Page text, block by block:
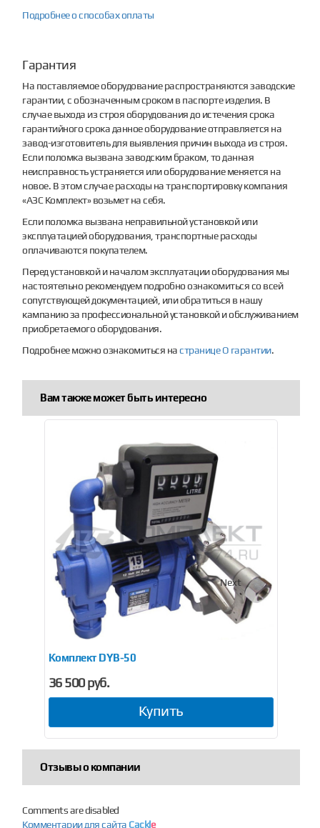
Подробнее о способах оплаты
Гарантия
На поставляемое оборудование распространяются заводские
гарантии, с обозначенным сроком в паспорте изделия. В
случае выхода из строя оборудования до истечения срока
гарантийного срока данное оборудование отправляется на
завод-изготовитель для выявления причин выхода из строя.
Если поломка вызвана заводским браком, то данная
неисправность устраняется или оборудование меняется на
новое. В этом случае расходы на транспортировку компания
«АЗС Комплект» возьмет на себя.
Если поломка вызвана неправильной установкой или
эксплуатацией оборудования, транспортные расходы
оплачиваются покупателем.
Перед установкой и началом эксплуатации оборудования мы
настоятельно рекомендуем подробно ознакомиться со всей
сопутствующей документацией, или обратиться в нашу
кампанию за профессиональной установкой и обслуживанием
приобретаемого оборудования.
Подробнее можно ознакомиться настранице О гарантии.
Вам также может быть интересно
Previous
Комплект DYB-50
36 500 руб.
Купить
Next
Отзывы о компании
Comments are disabled
Комментарии для сайта Cackle